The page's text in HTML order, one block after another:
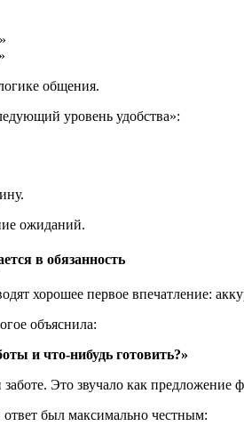
общения.
уровень удобства»:
ожиданий.
в обязанность
хорошее первое впечатление:
объяснила:
и что-нибудь готовить?»
Это звучало как предложение
был максимально честным: